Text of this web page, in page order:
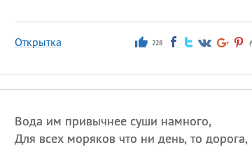
Открытка 228
Вода им привычнее суши намного,
Для всех моряков что ни день, то дорога,